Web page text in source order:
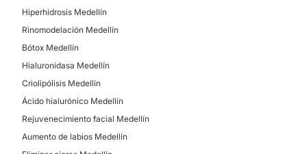
Hiperhidrosis Medellín
Rinomodelación Medellín
Bótox Medellín
Hialuronidasa Medellín
Criolipólisis Medellín
Ácido hialurónico Medellín
Rejuvenecimiento facial Medellín
Aumento de labios Medellín